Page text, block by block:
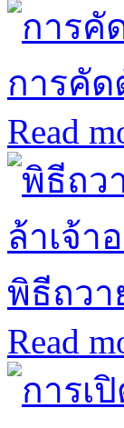
การคั
Read
พิธีถวา
Read